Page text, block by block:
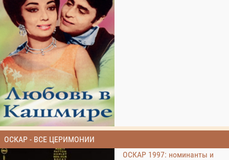
ОСКАР - ВСЕ ЦЕРИМОНИИ
ОСКАР 1997: номинанты и